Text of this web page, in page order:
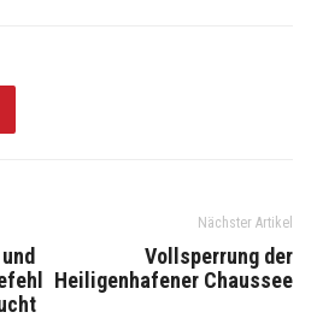
Nächster Artikel
Vollsperrung der
Heiligenhafener Chaussee